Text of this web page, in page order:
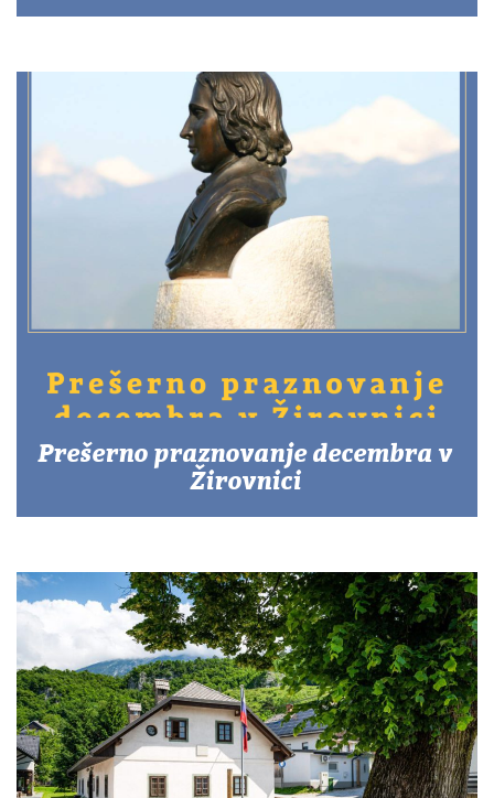
Prešerno praznovanje decembra v
Žirovnici